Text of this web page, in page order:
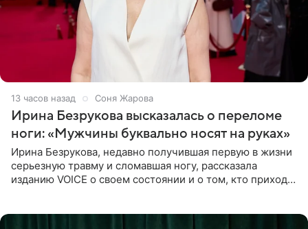
13 часов назад Соня Жарова
Ирина Безрукова высказалась о переломе
ноги: «Мужчины буквально носят на руках»
Ирина Безрукова, недавно получившая первую в жизни
серьезную травму и сломавшая ногу, рассказала
изданию VOICE о своем состоянии и о том, кто приходит